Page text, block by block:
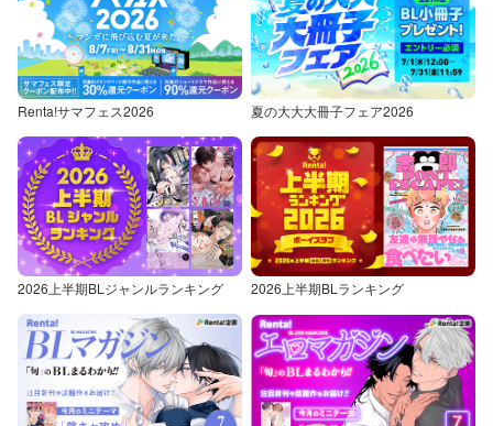
Renta!サマフェス2026 夏の大大大冊子フェア2026
2026上半期BLジャンルランキング 2026上半期BLランキング